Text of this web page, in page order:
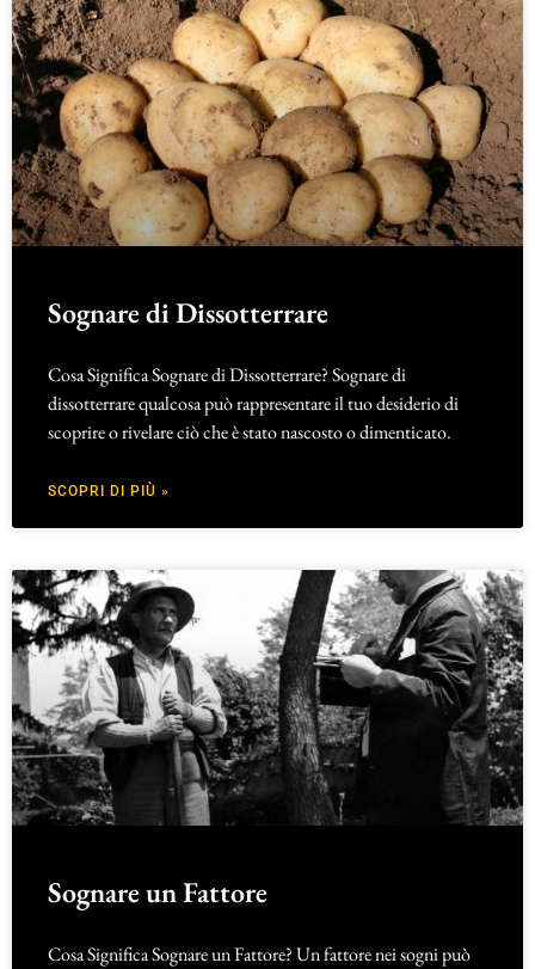
Sognare di Dissotterrare
Cosa Significa Sognare di Dissotterrare? Sognare di
dissotterrare qualcosa può rappresentare il tuo desiderio di
scoprire o rivelare ciò che è stato nascosto o dimenticato.
SCOPRI DI PIÙ »
Sognare un Fattore
Cosa Significa Sognare un Fattore? Un fattore nei sogni può